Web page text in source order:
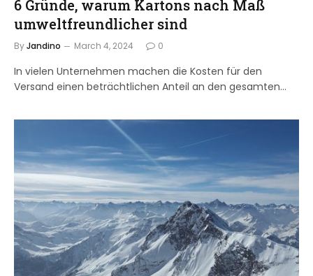
6 Gründe, warum Kartons nach Maß
umweltfreundlicher sind
ByJandino March 4, 2024 0
In vielen Unternehmen machen die Kosten für den
Versand einen beträchtlichen Anteil an den gesamten…